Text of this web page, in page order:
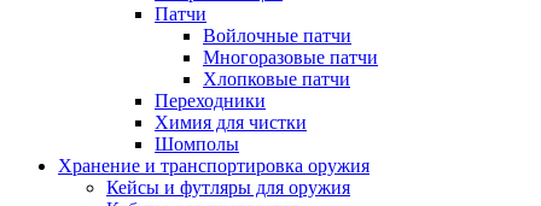
Патчи
Войлочные патчи
Многоразовые патчи
Хлопковые патчи
Переходники
Химия для чистки
Шомполы
Хранение и транспортировка оружия
Кейсы и футляры для оружия